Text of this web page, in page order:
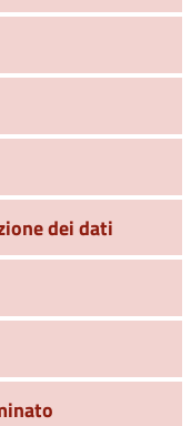
dei dati